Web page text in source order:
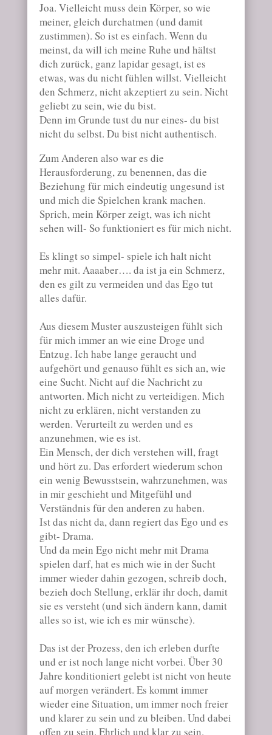
Joa. Vielleicht muss dein Körper, so wie
meiner, gleich durchatmen (und damit
zustimmen). So ist es einfach. Wenn du
meinst, da will ich meine Ruhe und hältst
dich zurück, ganz lapidar gesagt, ist es
etwas, was du nicht fühlen willst. Vielleicht
den Schmerz, nicht akzeptiert zu sein. Nicht
geliebt zu sein, wie du bist.
Denn im Grunde tust du nur eines- du bist
nicht du selbst. Du bist nicht authentisch.
Zum Anderen also war es die
Herausforderung, zu benennen, das die
Beziehung für mich eindeutig ungesund ist
und mich die Spielchen krank machen.
Sprich, mein Körper zeigt, was ich nicht
sehen will- So funktioniert es für mich nicht.
Es klingt so simpel- spiele ich halt nicht
mehr mit. Aaaaber…. da ist ja ein Schmerz,
den es gilt zu vermeiden und das Ego tut
alles dafür.
Aus diesem Muster auszusteigen fühlt sich
für mich immer an wie eine Droge und
Entzug. Ich habe lange geraucht und
aufgehört und genauso fühlt es sich an, wie
eine Sucht. Nicht auf die Nachricht zu
antworten. Mich nicht zu verteidigen. Mich
nicht zu erklären, nicht verstanden zu
werden. Verurteilt zu werden und es
anzunehmen, wie es ist.
Ein Mensch, der dich verstehen will, fragt
und hört zu. Das erfordert wiederum schon
ein wenig Bewusstsein, wahrzunehmen, was
in mir geschieht und Mitgefühl und
Verständnis für den anderen zu haben.
Ist das nicht da, dann regiert das Ego und es
gibt- Drama.
Und da mein Ego nicht mehr mit Drama
spielen darf, hat es mich wie in der Sucht
immer wieder dahin gezogen, schreib doch,
bezieh doch Stellung, erklär ihr doch, damit
sie es versteht (und sich ändern kann, damit
alles so ist, wie ich es mir wünsche).
Das ist der Prozess, den ich erleben durfte
und er ist noch lange nicht vorbei. Über 30
Jahre konditioniert gelebt ist nicht von heute
auf morgen verändert. Es kommt immer
wieder eine Situation, um immer noch freier
und klarer zu sein und zu bleiben. Und dabei
offen zu sein. Ehrlich und klar zu sein.